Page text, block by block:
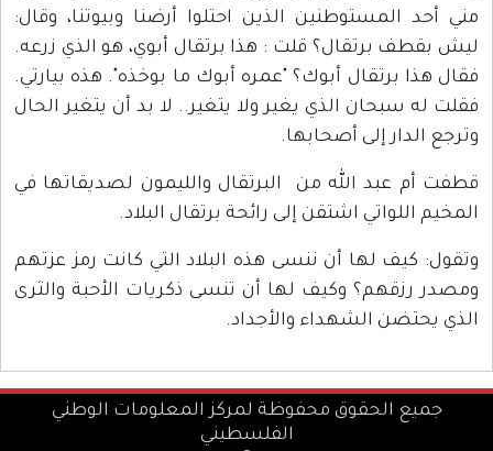
مني أحد المستوطنين الذين احتلوا أرضنا وبيوتنا، وقال:
ليش بقطف برتقال؟ قلت : هذا برتقال أبوي، هو الذي زرعه.
فقال هذا برتقال أبوك؟ "عمره أبوك ما بوخذه". هذه بيارتي.
فقلت له سبحان الذي يغير ولا يتغير.. لا بد أن يتغير الحال
وترجع الدار إلى أصحابها.
قطفت أم عبد الله من البرتقال والليمون لصديقاتها في
المخيم اللواتي اشتقن إلى رائحة برتقال البلاد.
وتقول: كيف لها أن ننسى هذه البلاد التي كانت رمز عزتهم
ومصدر رزقهم؟ وكيف لها أن تنسى ذكريات الأحبة والثرى
الذي يحتضن الشهداء والأجداد.
جميع الحقوق محفوظة لمركز المعلومات الوطني
الفلسطيني